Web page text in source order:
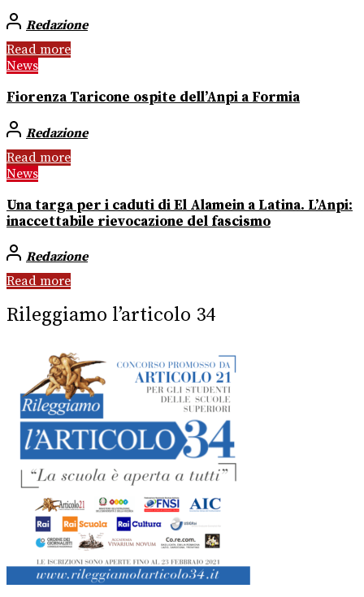
Redazione
Read more
News
Fiorenza Taricone ospite dell’Anpi a Formia
Redazione
Read more
News
Una targa per i caduti di El Alamein a Latina. L’Anpi:
inaccettabile rievocazione del fascismo
Redazione
Read more
Rileggiamo l’articolo 34